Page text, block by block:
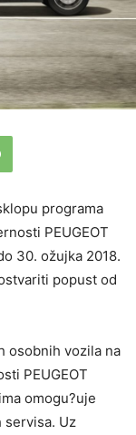
programa
PEUGEOT
30. ožujka 2018.
popust od
osobnih vozila na
PEUGEOT
omogu?uje
servisa. Uz